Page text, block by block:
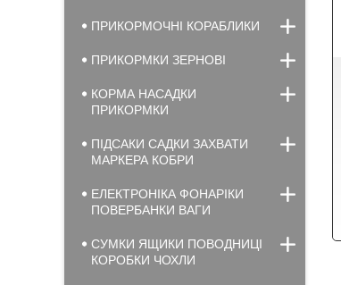
ПРИКОРМОЧНІ КОРАБЛИКИ
ПРИКОРМКИ ЗЕРНОВІ
КОРМА НАСАДКИ
ПРИКОРМКИ
ПІДСАКИ САДКИ ЗАХВАТИ
МАРКЕРА КОБРИ
ЕЛЕКТРОНІКА ФОНАРІКИ
ПОВЕРБАНКИ ВАГИ
СУМКИ ЯЩИКИ ПОВОДНИЦІ
КОРОБКИ ЧОХЛИ